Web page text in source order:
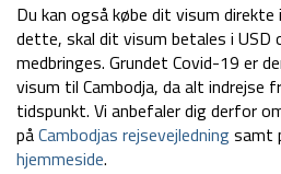
Du kan også købe dit visum
dette, skal dit visum betales i
medbringes. Grundet Covid-19 er
visum til Cambodja, da alt indrejse
tidspunkt. Vi anbefaler dig derfor
påCambodjas rejsevejledningsamt
hjemmeside.